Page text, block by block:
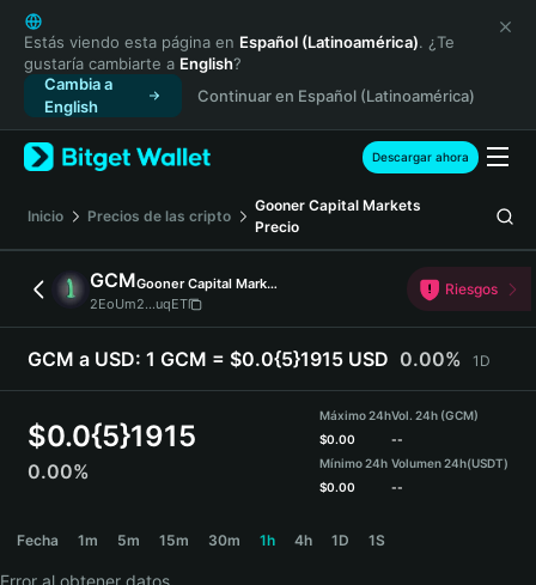
English
日本語
Tiếng Việt
Русский
Español (Latinoamérica)
Türkçe
Français
Deutsch
简体中文
繁體中文
Português (Portugal)
Bahasa Indonesia
ภาษาไทย
Español
Español (Argentina)
Estás viendo esta página en Español (Latinoamérica). ¿Te
gustaría cambiarte a English?
Cambia a
English
Continuar en Español (Latinoamérica)
Descargar ahora
Inicio Precios de las cripto
Gooner Capital Markets
Precio
GCM
Gooner Capital Markets
2EoUm2...uqET
Riesgos
GCM a USD: 1 GCM = $0.0{5}1915 USD 0.00% 1D
$0.0{5}1915
0.00%
Máximo 24h
$0.00
Mínimo 24h
$0.00
Vol. 24h (GCM)
--
Volumen 24h(USDT)
--
Fecha 1m 5m 15m 30m 1h 4h 1D 1S
Error al obtener datos.